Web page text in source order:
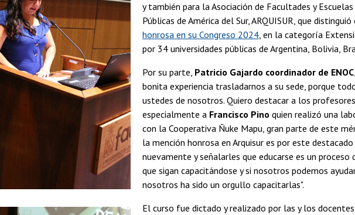
y también para la Asociación de Facultades y
Públicas de América del Sur, ARQUISUR, que
honrosa en su Congreso 2024 , en la categoría
por 34 universidades públicas de Argentina, Bolivia,
Por su parte, Patricio Gajardo coordinador de ENOC
bonita experiencia trasladarnos a su sede, porque
ustedes de nosotros. Quiero destacar a los
especialmente a Francisco Pino quien realizó una
con la Cooperativa Ñuke Mapu, gran parte de este
la mención honrosa en Arquisur es por este
nuevamente y señalarles que educarse es un
que sigan capacitándose y si nosotros podemos
nosotros ha sido un orgullo capacitarlas".
El curso fue dictado y realizado por las y los